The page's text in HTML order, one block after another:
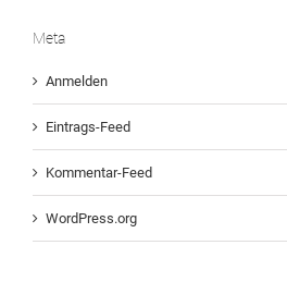
Meta
Anmelden
Eintrags-Feed
Kommentar-Feed
WordPress.org